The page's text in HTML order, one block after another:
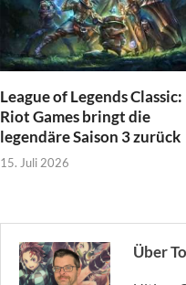
League of Legends Classic:
Riot Games bringt die
legendäre Saison 3 zurück
15. Juli 2026
Über